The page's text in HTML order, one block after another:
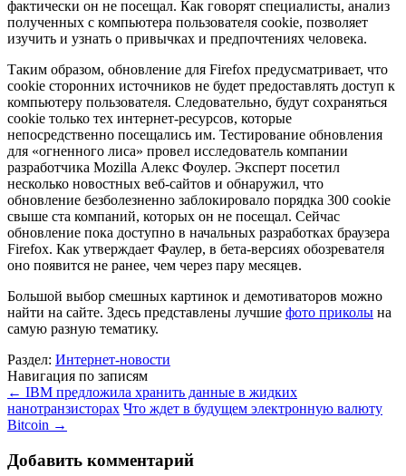
фактически он не посещал. Как говорят специалисты, анализ
полученных с компьютера пользователя cookie, позволяет
изучить и узнать о привычках и предпочтениях человека.
Таким образом, обновление для Firefox предусматривает, что
cookie сторонних источников не будет предоставлять доступ к
компьютеру пользователя. Следовательно, будут сохраняться
cookie только тех интернет-ресурсов, которые
непосредственно посещались им. Тестирование обновления
для «огненного лиса» провел исследователь компании
разработчика Mozilla Алекс Фоулер. Эксперт посетил
несколько новостных веб-сайтов и обнаружил, что
обновление безболезненно заблокировало порядка 300 cookie
свыше ста компаний, которых он не посещал. Сейчас
обновление пока доступно в начальных разработках браузера
Firefox. Как утверждает Фаулер, в бета-версиях обозревателя
оно появится не ранее, чем через пару месяцев.
Большой выбор смешных картинок и демотиваторов можно
найти на сайте. Здесь представлены лучшие фото приколы на
самую разную тематику.
Раздел: Интернет-новости
Навигация по записям
← IBM предложила хранить данные в жидких
нанотранзисторах Что ждет в будущем электронную валюту
Bitcoin →
Добавить комментарий